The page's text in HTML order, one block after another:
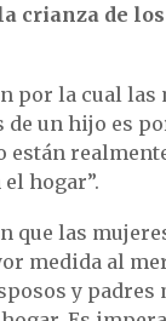
crianza de
por la cual las
de un hijo es
están
hogar”.
que las
medida al
y padres